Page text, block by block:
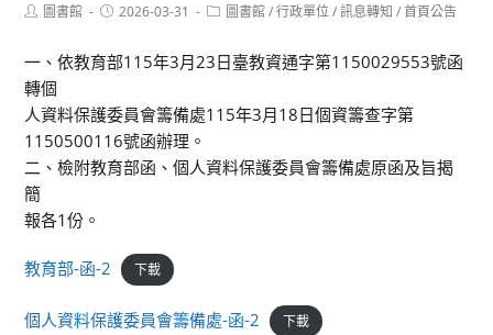
Post圖書館
Post2026-03-31
Post圖書館 / 行政單位 / 訊息轉知 / 首頁公告
一、依教育部115年3月23日臺教資通字第1150029553號函
轉個
人資料保護委員會籌備處115年3月18日個資籌查字第
1150500116號函辦理。
二、檢附教育部函、個人資料保護委員會籌備處原函及旨揭
簡
報各1份。
教育部-函-2 下載
個人資料保護委員會籌備處-函-2 下載